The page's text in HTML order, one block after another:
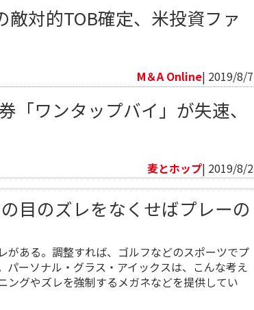
敵対的TOB確定、米投資ファ
M＆A Online| 2019/8/7
「ワンタップバイ」が失速、
麦とホップ| 2019/8/2
の目のズレをなくせばプレーの
がある。調整すれば、ゴルフなどのスポーツでプ
パーソナル・グラス・アイックスは、こんな考え
ングやズレを強制するメガネなどを提供してい